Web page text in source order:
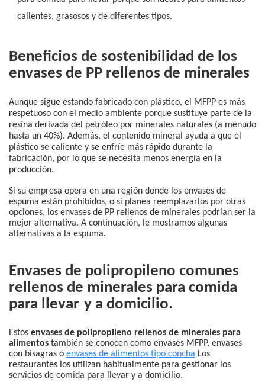
calientes, grasosos y de diferentes tipos.
Beneficios de sostenibilidad de los
envases de PP rellenos de minerales
Aunque sigue estando fabricado con plástico, el MFPP es más
respetuoso con el medio ambiente porque sustituye parte de la
resina derivada del petróleo por minerales naturales (a menudo
hasta un 40%). Además, el contenido mineral ayuda a que el
plástico se caliente y se enfríe más rápido durante la
fabricación, por lo que se necesita menos energía en la
producción.
Si su empresa opera en una región donde los envases de
espuma están prohibidos, o si planea reemplazarlos por otras
opciones, los envases de PP rellenos de minerales podrían ser la
mejor alternativa. A continuación, le mostramos algunas
alternativas a la espuma.
Envases de polipropileno comunes
rellenos de minerales para comida
para llevar y a domicilio.
Estos envases de polipropileno rellenos de minerales para
alimentos también se conocen como envases MFPP, envases
con bisagras o envases de alimentos tipo concha Los
restaurantes los utilizan habitualmente para gestionar los
servicios de comida para llevar y a domicilio.